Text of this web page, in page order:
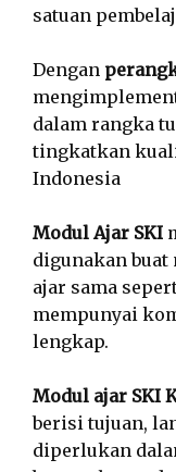
satuan
Dengan
dalam rangka
tingkatkan
Indonesia
Modul Ajar SKI
digunakan buat
ajar sama
mempunyai
lengkap.
Modul ajar SKI
berisi tujuan,
diperlukan